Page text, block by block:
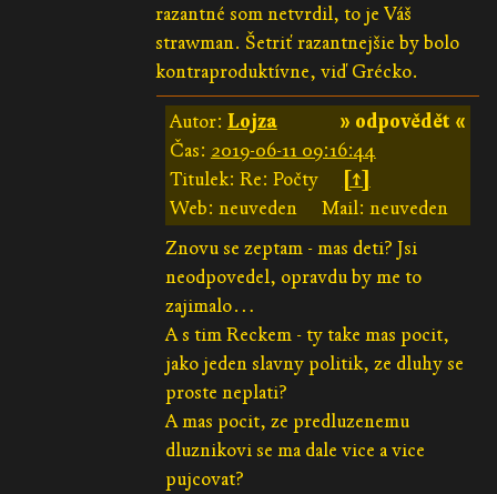
razantné som netvrdil, to je Váš
strawman. Šetriť razantnejšie by bolo
kontraproduktívne, viď Grécko.
» odpovědět «
Autor: Lojza
Čas: 2019-06-11 09:16:44
Titulek: Re: Počty
[↑]
Web: neuveden
Mail: neuveden
Znovu se zeptam - mas deti? Jsi
neodpovedel, opravdu by me to
zajimalo…
A s tim Reckem - ty take mas pocit,
jako jeden slavny politik, ze dluhy se
proste neplati?
A mas pocit, ze predluzenemu
dluznikovi se ma dale vice a vice
pujcovat?